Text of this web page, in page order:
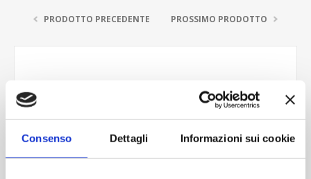
Consenso Dettagli Informazioni sui cookie
PRODOTTO PRECEDENTE PROSSIMO PRODOTTO